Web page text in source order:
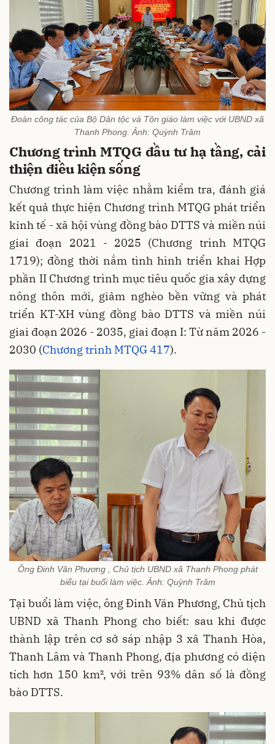
Đoàn công tác của Bộ Dân tộc và Tôn giáo làm việc với UBND xã
Thanh Phong. Ảnh: Quỳnh Trâm
Chương trình MTQG đầu tư hạ tầng, cải
thiện điều kiện sống
Chương trình làm việc nhằm kiểm tra, đánh giá
kết quả thực hiện Chương trình MTQG phát triển
kinh tế - xã hội vùng đồng bào DTTS và miền núi
giai đoạn 2021 - 2025 (Chương trình MTQG
1719); đồng thời nắm tình hình triển khai Hợp
phần II Chương trình mục tiêu quốc gia xây dựng
nông thôn mới, giảm nghèo bền vững và phát
triển KT-XH vùng đồng bào DTTS và miền núi
giai đoạn 2026 - 2035, giai đoạn I: Từ năm 2026 -
2030 (Chương trình MTQG 417).
Ông Đinh Văn Phương , Chủ tịch UBND xã Thanh Phong phát
biểu tại buổi làm việc. Ảnh: Quỳnh Trâm
Tại buổi làm việc, ông Đinh Văn Phương, Chủ tịch
UBND xã Thanh Phong cho biết: sau khi được
thành lập trên cơ sở sáp nhập 3 xã Thanh Hòa,
Thanh Lâm và Thanh Phong, địa phương có diện
tích hơn 150 km², với trên 93% dân số là đồng
bào DTTS.